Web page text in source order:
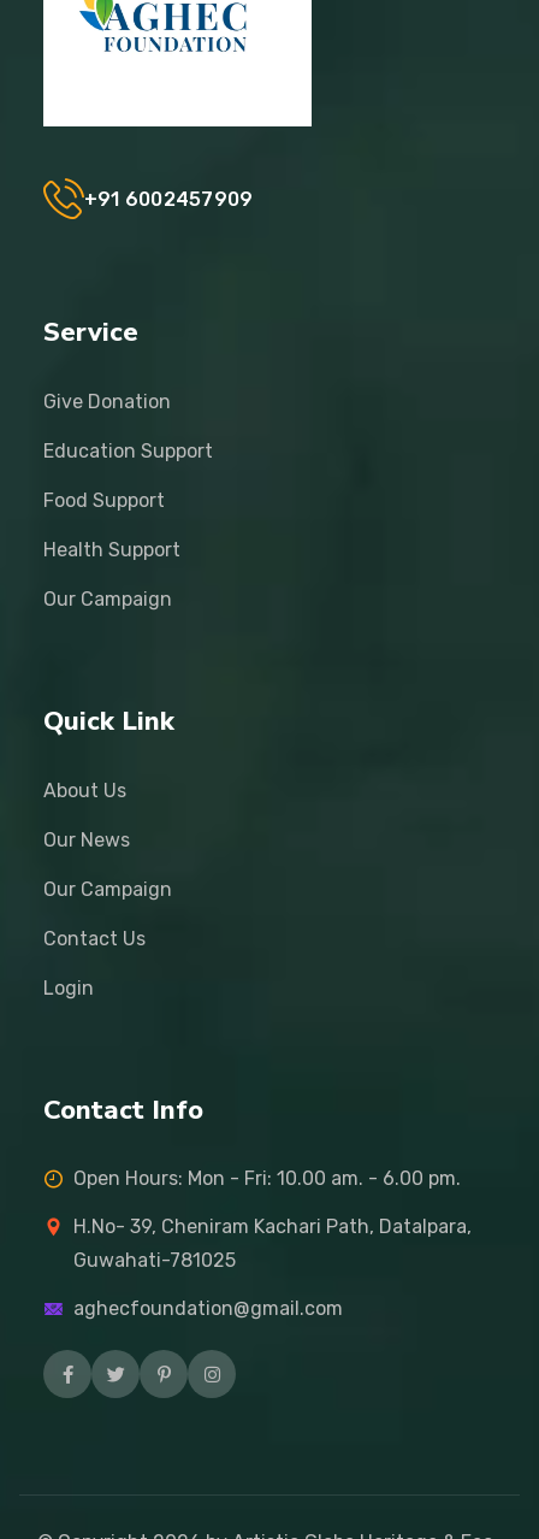
+91 6002457909
Service
Give Donation
Education Support
Food Support
Health Support
Our Campaign
Quick Link
About Us
Our News
Our Campaign
Contact Us
Login
Contact Info
Open Hours: Mon - Fri: 10.00 am. - 6.00 pm.
H.No- 39, Cheniram Kachari Path, Datalpara,
Guwahati-781025
aghecfoundation@gmail.com